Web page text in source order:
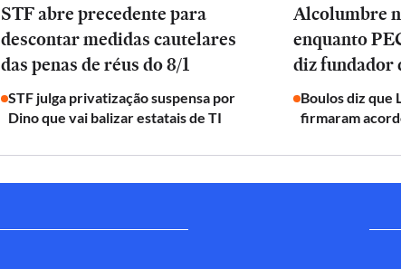
STF abre precedente para
descontar medidas cautelares
das penas de réus do 8/1
STF julga privatização suspensa por
Dino que vai balizar estatais de TI
Alcolumbre
enquanto
diz fundador
Boulos diz que
firmaram